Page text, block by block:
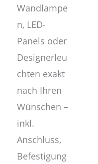
Wandlampe
n, LED-
Panels oder
Designerleu
chten exakt
nach Ihren
Wünschen –
inkl.
Anschluss,
Befestigung